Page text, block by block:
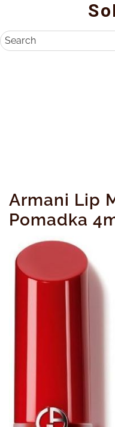
content
Search
Armani Lip
Pomadka